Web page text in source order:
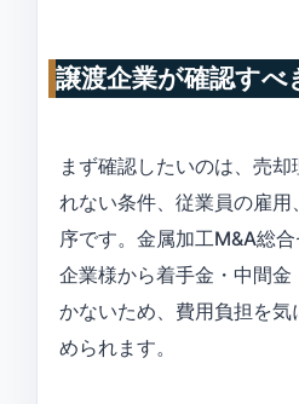
譲渡企業が確認すべ
まず確認したいのは、売
れない条件、従業員の雇
序です。金属加工M&A総
企業様から着手金・中間
かないため、費用負担を
められます。